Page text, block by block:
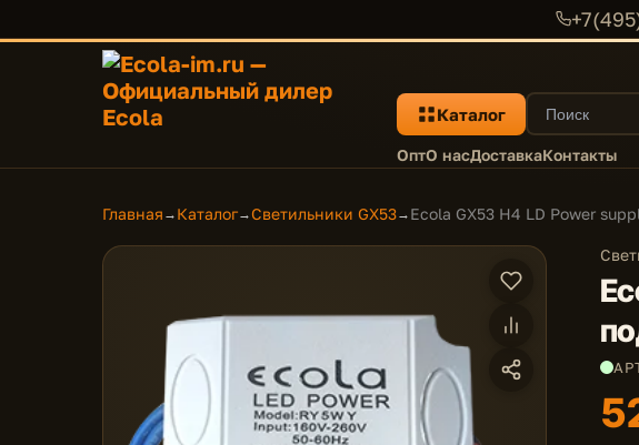
Каталог
ОптО насДоставкаКонтакты
Главная → Каталог→Светильники GX53→ Ecola GX53 H4 LD Power